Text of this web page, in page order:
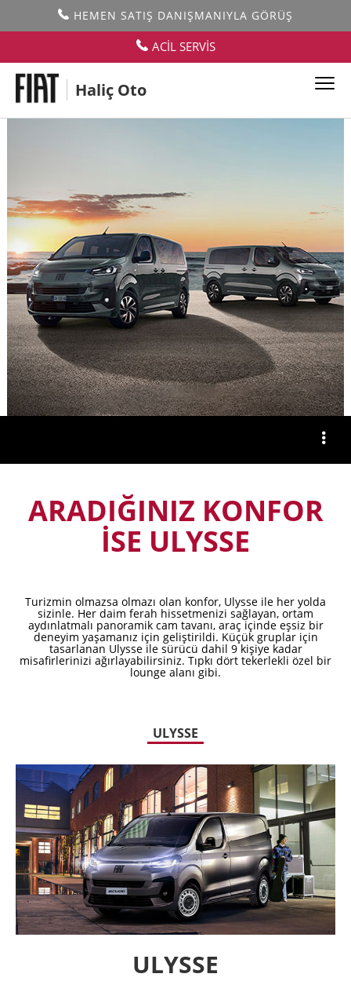
HEMEN SATIŞ DANIŞMANIYLA GÖRÜŞ
ACİL SERVİS
Haliç Oto
ARADIĞINIZ KONFOR
İSE ULYSSE
Turizmin olmazsa olmazı olan konfor, Ulysse ile her yolda
sizinle. Her daim ferah hissetmenizi sağlayan, ortam
aydınlatmalı panoramik cam tavanı, araç içinde eşsiz bir
deneyim yaşamanız için geliştirildi. Küçük gruplar için
tasarlanan Ulysse ile sürücü dahil 9 kişiye kadar
misafirlerinizi ağırlayabilirsiniz. Tıpkı dört tekerlekli özel bir
lounge alanı gibi.
ULYSSE
ULYSSE